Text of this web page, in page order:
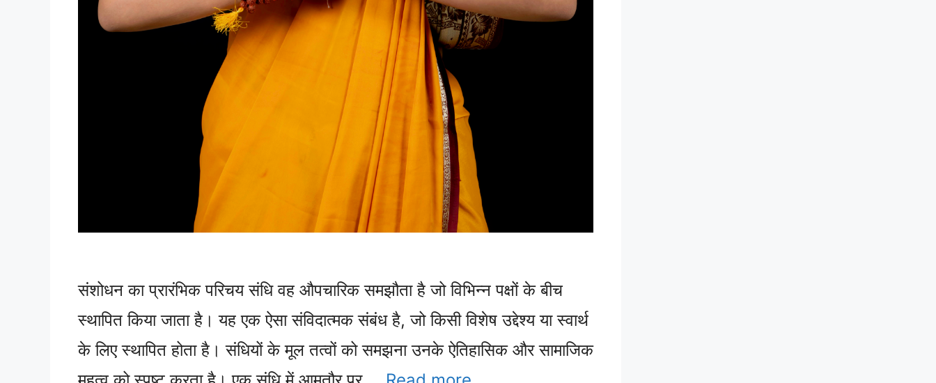
संशोधन का प्रारंभिक परिचय संधि वह औपचारिक समझौता है जो विभिन्न पक्षों के बीच
स्थापित किया जाता है। यह एक ऐसा संविदात्मक संबंध है, जो किसी विशेष उद्देश्य या स्वार्थ
के लिए स्थापित होता है। संधियों के मूल तत्वों को समझना उनके ऐतिहासिक और सामाजिक